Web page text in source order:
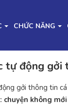
CHỨC NĂNG
tự động gởi
gởi thông tin
không mới